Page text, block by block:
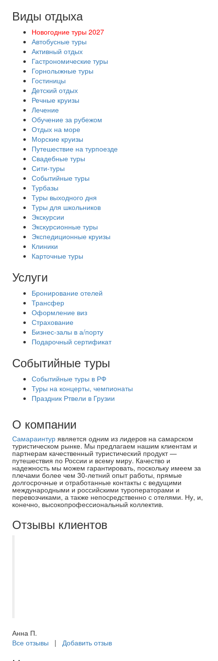
Виды отдыха
Новогодние туры 2027
Автобусные туры
Активный отдых
Гастрономические туры
Горнолыжные туры
Гостиницы
Детский отдых
Речные круизы
Лечение
Обучение за рубежом
Отдых на море
Морские круизы
Путешествие на турпоезде
Свадебные туры
Сити-туры
Событийные туры
Турбазы
Туры выходного дня
Туры для школьников
Экскурсии
Экскурсионные туры
Экспедиционные круизы
Клиники
Карточные туры
Услуги
Бронирование отелей
Трансфер
Оформление виз
Страхование
Бизнес-залы в а/порту
Подарочный сертификат
Событийные туры
Событийные туры в РФ
Туры на концерты, чемпионаты
Праздник Ртвели в Грузии
О компании
Самараинтур является одним из лидеров на самарском
туристическом рынке. Мы предлагаем нашим клиентам и
партнерам качественный туристический продукт —
путешествия по России и всему миру. Качество и
надежность мы можем гарантировать, поскольку имеем за
плечами более чем 30-летний опыт работы, прямые
долгосрочные и отработанные контакты с ведущими
международными и российскими туроператорами и
перевозчиками, а также непосредственно с отелями. Ну, и,
конечно, высокопрофессиональный коллектив.
Отзывы клиентов
Анна П.
Все отзывы | Добавить отзыв